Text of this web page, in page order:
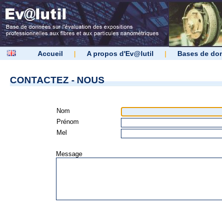
Accueil | A propos d'Ev@lutil | Bases de
CONTACTEZ - NOUS
Nom
Prénom
Mel
Message